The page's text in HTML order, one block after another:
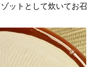
ットとして炊いてお召